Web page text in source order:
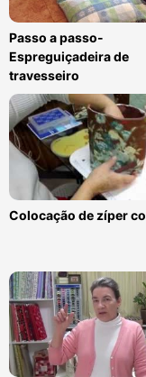
Passo a passo-
Espreguiçadeira de
travesseiro
Colocação de zíper